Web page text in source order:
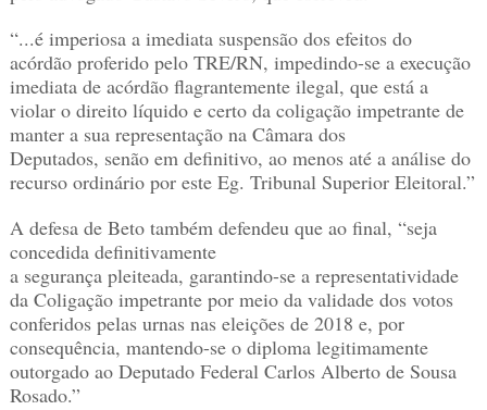
“...é imperiosa a imediata suspensão dos efeitos do
acórdão proferido pelo TRE/RN, impedindo-se a execução
imediata de acórdão flagrantemente ilegal, que está a
violar o direito líquido e certo da coligação impetrante de
manter a sua representação na Câmara dos
Deputados, senão em definitivo, ao menos até a análise do
recurso ordinário por este Eg. Tribunal Superior Eleitoral.”
A defesa de Beto também defendeu que ao final, “seja
concedida definitivamente
a segurança pleiteada, garantindo-se a representatividade
da Coligação impetrante por meio da validade dos votos
conferidos pelas urnas nas eleições de 2018 e, por
consequência, mantendo-se o diploma legitimamente
outorgado ao Deputado Federal Carlos Alberto de Sousa
Rosado.”